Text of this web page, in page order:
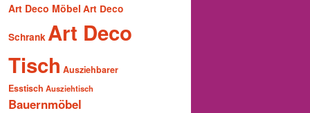
Art Deco Möbel Art Deco
Schrank Art Deco
Tisch Ausziehbarer
Esstisch Ausziehtisch
Bauernmöbel